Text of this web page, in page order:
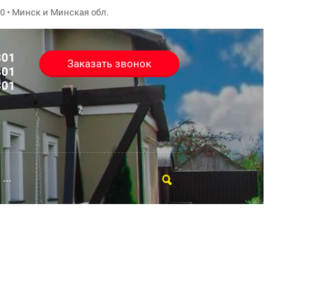
• Минск и Минская обл.
Заказать звонок
...